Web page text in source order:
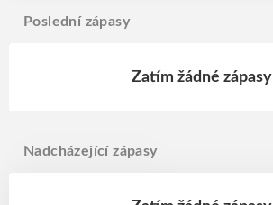
Poslední zápasy
Zatím žádné zápasy
Nadcházející zápasy